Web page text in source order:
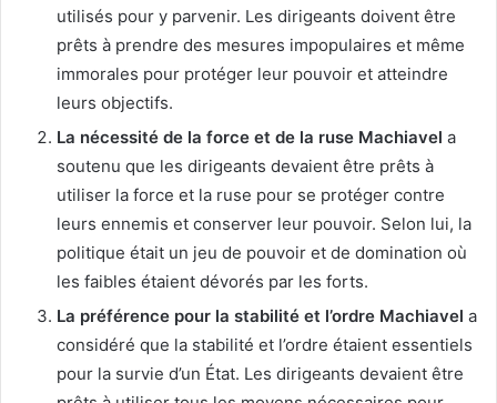
utilisés pour y parvenir. Les dirigeants doivent être
prêts à prendre des mesures impopulaires et même
immorales pour protéger leur pouvoir et atteindre
leurs objectifs.
La nécessité de la force et de la ruse Machiavel a
soutenu que les dirigeants devaient être prêts à
utiliser la force et la ruse pour se protéger contre
leurs ennemis et conserver leur pouvoir. Selon lui, la
politique était un jeu de pouvoir et de domination où
les faibles étaient dévorés par les forts.
La préférence pour la stabilité et l’ordre Machiavel a
considéré que la stabilité et l’ordre étaient essentiels
pour la survie d’un État. Les dirigeants devaient être